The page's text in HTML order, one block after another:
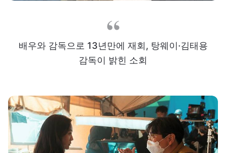
배우와 감독으로 13년만에 재회, 탕웨이·김태용
감독이 밝힌 소회